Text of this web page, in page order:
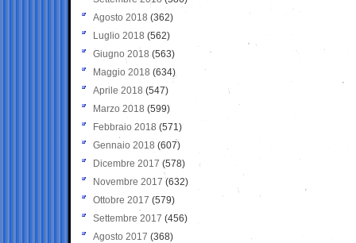
Agosto 2018 (362)
Luglio 2018 (562)
Giugno 2018 (563)
Maggio 2018 (634)
Aprile 2018 (547)
Marzo 2018 (599)
Febbraio 2018 (571)
Gennaio 2018 (607)
Dicembre 2017 (578)
Novembre 2017 (632)
Ottobre 2017 (579)
Settembre 2017 (456)
Agosto 2017 (368)